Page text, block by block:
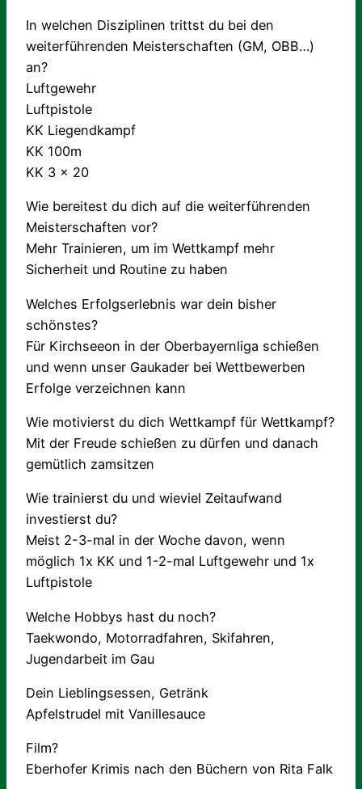
In welchen Disziplinen trittst du bei den
weiterführenden Meisterschaften (GM, OBB…)
an?
Luftgewehr
Luftpistole
KK Liegendkampf
KK 100m
KK 3 x 20
Wie bereitest du dich auf die weiterführenden
Meisterschaften vor?
Mehr Trainieren, um im Wettkampf mehr
Sicherheit und Routine zu haben
Welches Erfolgserlebnis war dein bisher
schönstes?
Für Kirchseeon in der Oberbayernliga schießen
und wenn unser Gaukader bei Wettbewerben
Erfolge verzeichnen kann
Wie motivierst du dich Wettkampf für Wettkampf?
Mit der Freude schießen zu dürfen und danach
gemütlich zamsitzen
Wie trainierst du und wieviel Zeitaufwand
investierst du?
Meist 2-3-mal in der Woche davon, wenn
möglich 1x KK und 1-2-mal Luftgewehr und 1x
Luftpistole
Welche Hobbys hast du noch?
Taekwondo, Motorradfahren, Skifahren,
Jugendarbeit im Gau
Dein Lieblingsessen, Getränk
Apfelstrudel mit Vanillesauce
Film?
Eberhofer Krimis nach den Büchern von Rita Falk